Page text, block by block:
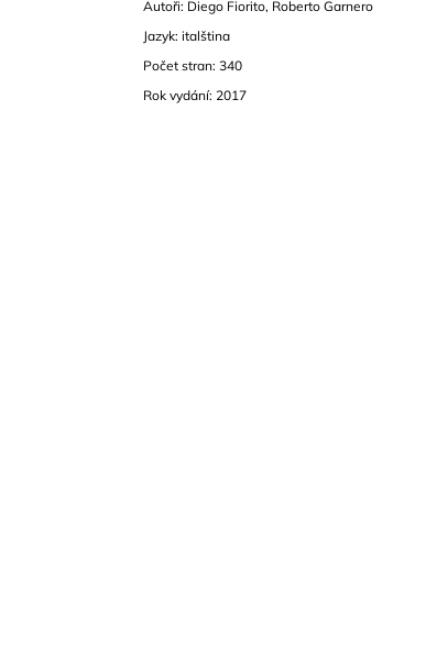
Autoři: Diego Fiorito, Roberto Garnero
Jazyk: italština
Počet stran: 340
Rok vydání: 2017